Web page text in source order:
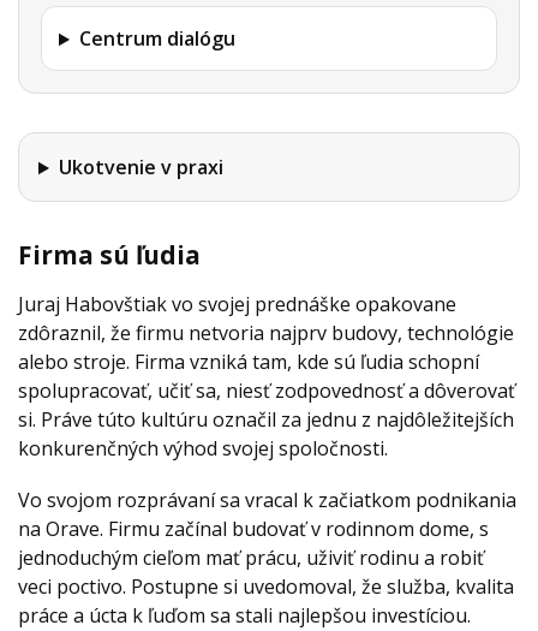
Centrum dialógu
Ukotvenie v praxi
Firma sú ľudia
Juraj Habovštiak vo svojej prednáške opakovane
zdôraznil, že firmu netvoria najprv budovy, technológie
alebo stroje. Firma vzniká tam, kde sú ľudia schopní
spolupracovať, učiť sa, niesť zodpovednosť a dôverovať
si. Práve túto kultúru označil za jednu z najdôležitejších
konkurenčných výhod svojej spoločnosti.
Vo svojom rozprávaní sa vracal k začiatkom podnikania
na Orave. Firmu začínal budovať v rodinnom dome, s
jednoduchým cieľom mať prácu, uživiť rodinu a robiť
veci poctivo. Postupne si uvedomoval, že služba, kvalita
práce a úcta k ľuďom sa stali najlepšou investíciou.